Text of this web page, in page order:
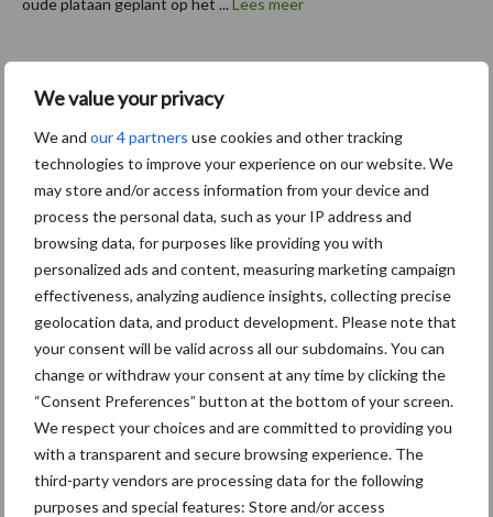
We value your privacy
We and our 4 partners use cookies and other tracking
technologies to improve your experience on our website. We
may store and/or access information from your device and
process the personal data, such as your IP address and
browsing data, for purposes like providing you with
personalized ads and content, measuring marketing campaign
effectiveness, analyzing audience insights, collecting precise
geolocation data, and product development. Please note that
your consent will be valid across all our subdomains. You can
change or withdraw your consent at any time by clicking the
“Consent Preferences” button at the bottom of your screen.
We respect your choices and are committed to providing you
with a transparent and secure browsing experience. The
third-party vendors are processing data for the following
purposes and special features: Store and/or access
en Bart
Agro
Mechani
satie
intensiv
eren
samenwerking
Vanaf 15 mei wordt Bart Agro Mechanisatie voor de regio
Kampen de nieuwe dealer voor de landbouwmachines van Kamps
gekomen doordat Rietman Mechanisatie heeft besloten om ...
Lees meer